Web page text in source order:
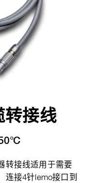
转接线
转接线适用于需要
连接4针lemo接口到